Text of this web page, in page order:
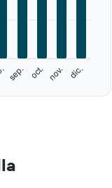
sep. oct. nov. dic.